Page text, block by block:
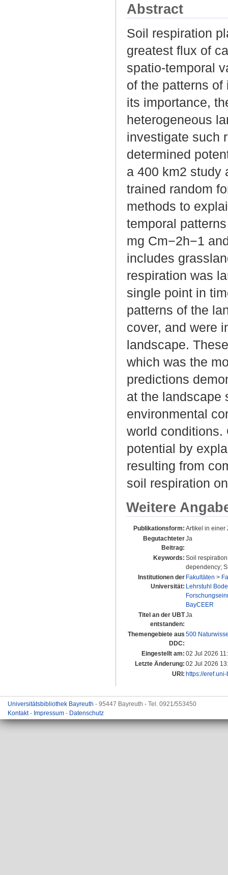
Abstract
Soil respiration
greatest flux of
spatio-temporal
of the patterns
its importance,
heterogeneous
investigate such
determined
a 400 km2 study
trained random
methods to
temporal
mg Cm−2h−1
includes
respiration was
single point in
patterns of the
cover, and were
landscape.
which was the
predictions
at the landscape
environmental
world conditions.
potential by
resulting from
soil respiration
Weitere
Publikationsform: Artikel in einer
Begutachteter
Beitrag:
Ja
Keywords: Soil
dependency;
Institutionen der
Universität:
Fakultäten >
Lehrstuhl
BayCEER
Titel an der UBT
entstanden:
Ja
Themengebiete aus
DDC:
500
Eingestellt am: 02 Jul 2026
Letzte Änderung: 02 Jul 2026
URI: https://
Universitätsbibliothek Bayreuth - 95447 Bayreuth - Tel. 0921/553450
Kontakt- Impressum - Datenschutz